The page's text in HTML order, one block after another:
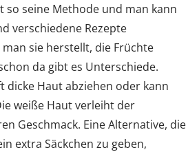
so seine Methode und man kann
verschiedene Rezepte
sie herstellt, die Früchte
da gibt es Unterschiede.
dicke Haut abziehen oder kann
weiße Haut verleiht der
Geschmack. Eine Alternative, die
extra Säckchen zu geben,